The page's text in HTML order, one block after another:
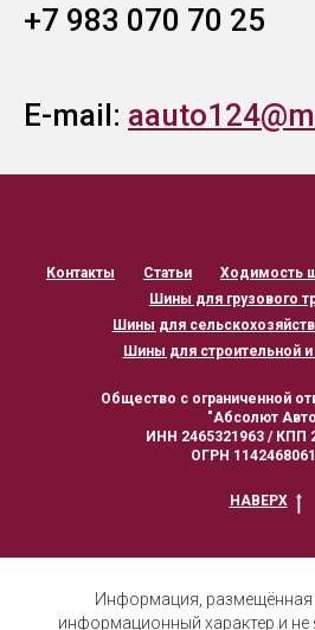
+7 983 070 70 25
E-mail:
Контакты Статьи Ходимость
Шины для грузового
Шины для
Шины для строительной и
Общество с ограниченной
"Абсолют
ИНН 2465321963 / КПП
ОГРН
НАВЕРХ
Информация, размещённая
информационный характер и не